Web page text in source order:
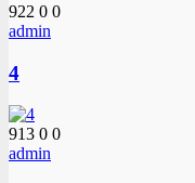
922 0 0
admin
4
913 0 0
admin